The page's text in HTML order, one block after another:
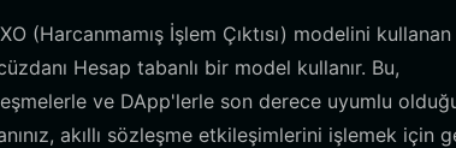
(Harcanmamış İşlem Çıktısı) modelini kullanan
Hesap tabanlı bir model kullanır. Bu,
ve DApp'lerle son derece uyumlu
akıllı sözleşme etkileşimlerini işlemek için